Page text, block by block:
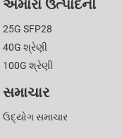
અમારા ઉત્પાદનો
25G SFP28
40G શ્રેણી
100G શ્રેણી
સમાચાર
ઉદ્યોગ સમાચાર